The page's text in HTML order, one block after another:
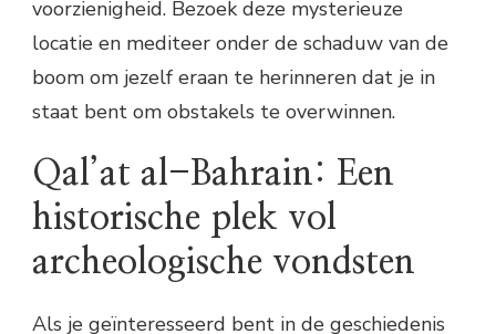
voorzienigheid. Bezoek deze mysterieuze
locatie en mediteer onder de schaduw van de
boom om jezelf eraan te herinneren dat je in
staat bent om obstakels te overwinnen.
Qal’at al-Bahrain: Een
historische plek vol
archeologische vondsten
Als je geïnteresseerd bent in de geschiedenis